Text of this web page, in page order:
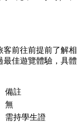
客前往前提前了解相
最佳遊覽體驗，具體
備註
無
需持學生證